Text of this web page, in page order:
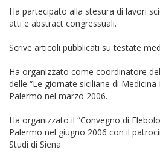
Ha partecipato alla stesura di lavori
atti e abstract congressuali.
Scrive articoli pubblicati su testate
Ha organizzato come coordinatore
delle “Le giornate siciliane di Medicina
Palermo nel marzo 2006.
Ha organizzato il “Convegno di
Palermo nel giugno 2006 con il
Studi di Siena